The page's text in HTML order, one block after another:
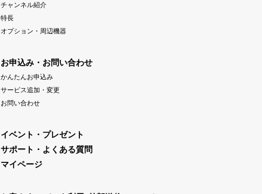
チャンネル紹介
特長
オプション・周辺機器
お申込み・お問い合わせ
かんたんお申込み
サービス追加・変更
お問い合わせ
イベント・プレゼント
サポート・よくある質問
マイページ